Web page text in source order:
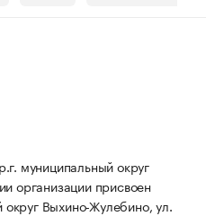
муниципальный округ
организации присвоен
Выхино-Жулебино, ул.